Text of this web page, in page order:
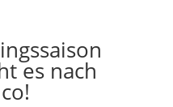
es nach